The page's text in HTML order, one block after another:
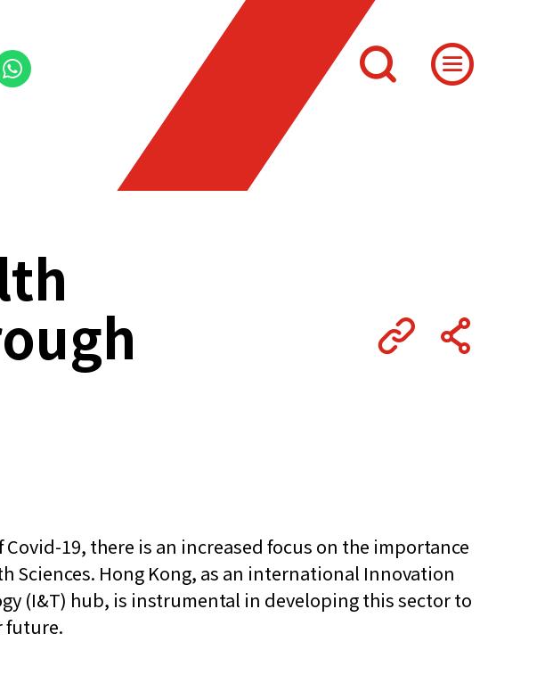
Covid-19, there is an increased focus on the importance
Sciences. Hong Kong, as an international Innovation
(I&T) hub, is instrumental in developing this sector to
future.